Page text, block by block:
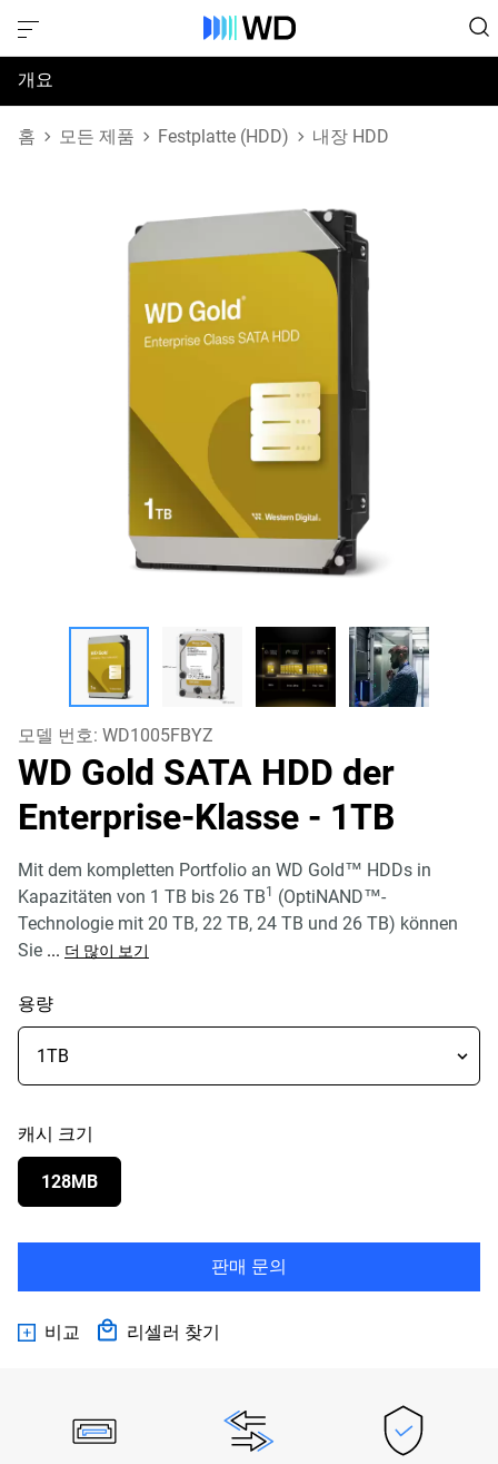
개요
사양
홈 모든 제품 Festplatte (HDD) 내장 HDD
모델 번호: WD1005FBYZ
WD Gold SATA HDD der
Enterprise-Klasse - 1TB
Mit dem kompletten Portfolio an WD Gold™ HDDs in
Kapazitäten von 1 TB bis 26 TB1
(OptiNAND™-
Technologie mit 20 TB, 22 TB, 24 TB und 26 TB) können
Sie ... 더 많이 보기
용량
캐시 크기
128MB
판매 문의
비교 리셀러 찾기